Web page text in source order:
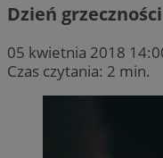
Dzień
05 kwietnia 2018
Czas czytania: 2 min.